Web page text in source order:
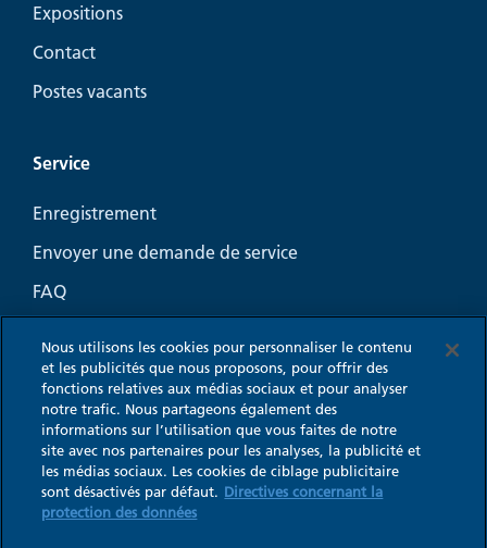
Expositions
Contact
Postes vacants
Service
Enregistrement
Envoyer une demande de service
FAQ
Coin Marketing pour l’aération de cuisine
Impressum
Charte de confidentialité
Nous utilisons les cookies pour personnaliser le contenu
et les publicités que nous proposons, pour offrir des
fonctions relatives aux médias sociaux et pour analyser
notre trafic. Nous partageons également des
informations sur l’utilisation que vous faites de notre
site avec nos partenaires pour les analyses, la publicité et
les médias sociaux. Les cookies de ciblage publicitaire
sont désactivés par défaut. Directives concernant la
protection des données